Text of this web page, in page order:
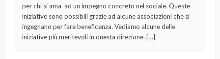
per chi si ama ad un impegno concreto nel sociale. Queste
iniziative sono possibili grazie ad alcune associazioni che si
ingegnano per fare beneficenza. Vediamo alcune delle
iniziative più meritevoli in questa direzione. […]